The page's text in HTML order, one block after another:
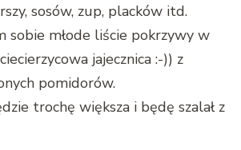
sosów, zup, placków itd.
sobie młode liście pokrzywy w
jajecznica :-)) z
pomidorów.
trochę większa i będę szalał z